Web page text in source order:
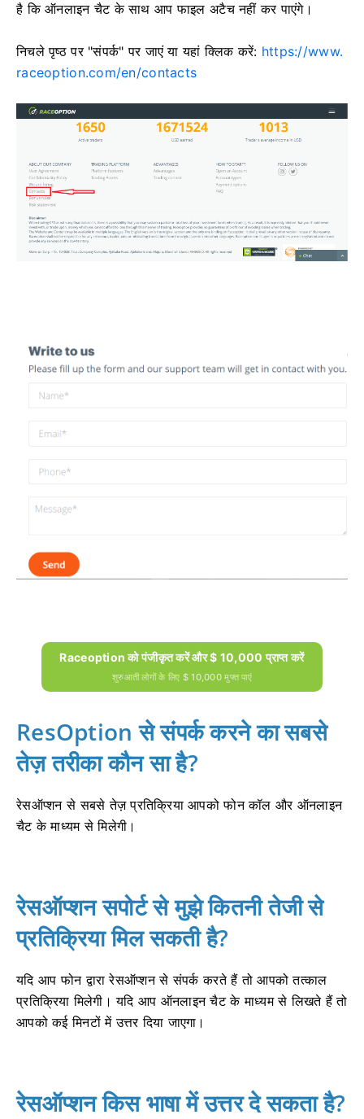
है कि ऑनलाइन चैट के साथ आप फाइल अटैच नहीं कर पाएंगे।
निचले पृष्ठ पर "संपर्क" पर जाएं या यहां क्लिक करें: https://www.
raceoption.com/en/contacts
Raceoption को पंजीकृत करें और $ 10,000 प्राप्त करें
शुरुआती लोगों के लिए $ 10,000 मुफ्त पाएं
ResOption से संपर्क करने का सबसे
तेज़ तरीका कौन सा है?
रेसऑप्शन से सबसे तेज़ प्रतिक्रिया आपको फोन कॉल और ऑनलाइन
चैट के माध्यम से मिलेगी।
रेसऑप्शन सपोर्ट से मुझे कितनी तेजी से
प्रतिक्रिया मिल सकती है?
यदि आप फोन द्वारा रेसऑप्शन से संपर्क करते हैं तो आपको तत्काल
प्रतिक्रिया मिलेगी।यदि आप ऑनलाइन चैट के माध्यम से लिखते हैं तो
आपको कई मिनटों में उत्तर दिया जाएगा।
रेसऑप्शन किस भाषा में उत्तर दे सकता है?